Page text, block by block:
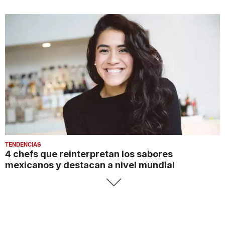
TENDENCIAS
4 chefs que reinterpretan los sabores
mexicanos y destacan a nivel mundial